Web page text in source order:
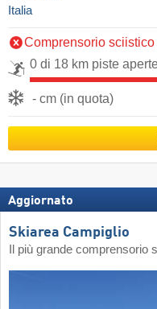
Italia
Comprensorio
0 di 18 km piste
- cm (in quota)
Aggiornato
Skiarea Campiglio
Il più grande comprensorio